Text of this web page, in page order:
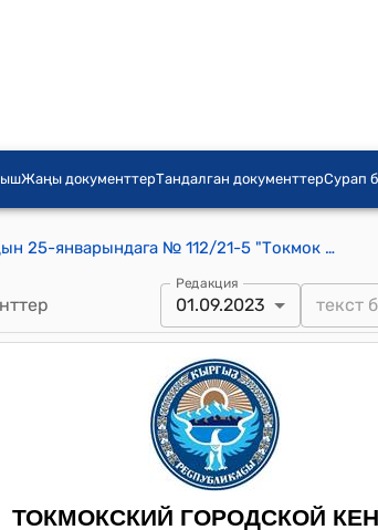
Жаңы документтерТандалган документтерСурап
Токмок шаардык кеңешинин 2023-жылдын 25-январындага № 112/21-5 "Токмок шаарынын 2023-жылга бюджети жана 2024-2025-жылдарга болжолу жөнүндө" токтому
Редакция
01.09.2023